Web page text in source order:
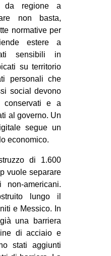
ORIENTE
da regione a
non basta,
normative per
estere a
sensibili in
su territorio
personali che
social devono
conservati e a
al governo. Un
segue un
economico.
di 1.600
vuole separare
americani.
lungo il
e Messico. In
una barriera
di acciaio e
stati aggiunti